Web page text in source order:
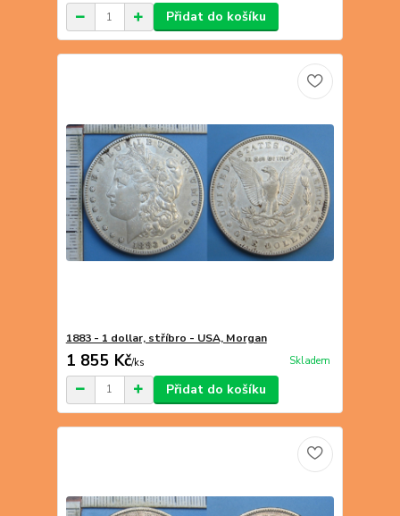
Přidat do košíku
1883 - 1 dollar, stříbro - USA, Morgan
1 855 Kč/ks Skladem
Přidat do košíku